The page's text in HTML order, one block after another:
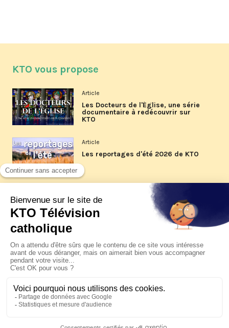
KTO vous propose
Article
Les Docteurs de l'Église, une série
documentaire à redécouvrir sur
KTO
Article
Les reportages d'été 2026 de KTO
La visite pastorale du pape Léon
XIV à Assise à suivre sur KTO le
jeudi 6 août
Le pape en Uruguay, Argentine et
Pérou du 6 au 17 novembre 2026
© KTO 2026 —Contact